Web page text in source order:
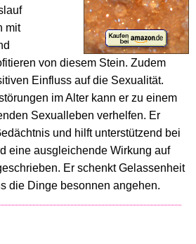
mit
von diesem Stein. Zudem
Einfluss auf die Sexualität.
im Alter kann er zu einem
Sexualleben verhelfen. Er
und hilft unterstützend bei
eine ausgleichende Wirkung auf
Er schenkt Gelassenheit
die Dinge besonnen angehen.